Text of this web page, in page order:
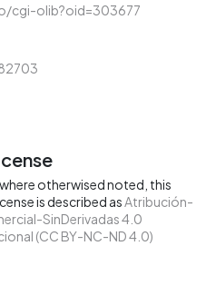
cgi-olib?oid=303677
otherwised noted, this
is described asAtribución-
SinDerivadas 4.0
(CC BY-NC-ND 4.0)